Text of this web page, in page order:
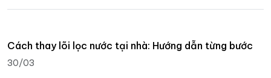
Cách thay lõi lọc nước tại nhà: Hướng dẫn từng bước
30/03